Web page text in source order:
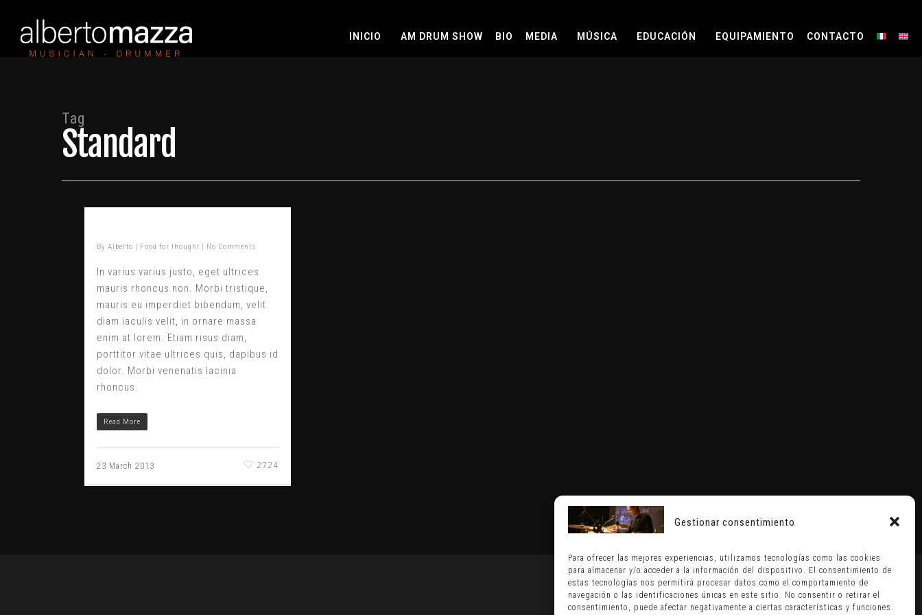
Gestionar consentimiento
Para ofrecer las mejores experiencias, utilizamos tecnologías como las cookies
para almacenar y/o acceder a la información del dispositivo. El consentimiento de
estas tecnologías nos permitirá procesar datos como el comportamiento de
navegación o las identificaciones únicas en este sitio. No consentir o retirar el
consentimiento, puede afectar negativamente a ciertas características y funciones.
INICIO AM DRUM SHOW BIO MEDIA MÚSICA EDUCACIÓN EQUIPAMIENTO CONTACTO
Home IT
Tag
Standard
By Alberto | Food for thought | No Comments
In varius varius justo, eget ultrices
mauris rhoncus non. Morbi tristique,
mauris eu imperdiet bibendum, velit
diam iaculis velit, in ornare massa
enim at lorem. Etiam risus diam,
porttitor vitae ultrices quis, dapibus id
dolor. Morbi venenatis lacinia
rhoncus.
Read More
23 March 2013 2724